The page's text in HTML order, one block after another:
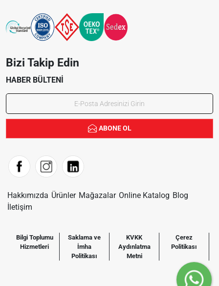
Bizi Takip Edin
HABER BÜLTENI
ABONE OL
Hakkımızda Ürünler Mağazalar Online Katalog Blog
İletişim
Bilgi Toplumu
Hizmetleri
Saklama ve
İmha
Politikası
KVKK
Aydınlatma
Metni
Çerez
Politikası